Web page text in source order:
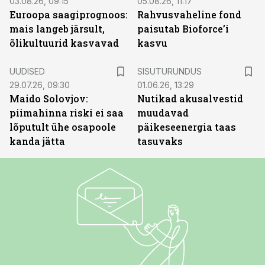
Euroopa saagiprognoos:
mais langeb järsult,
õlikultuurid kasvavad
Rahvusvaheline fond
paisutab Bioforce’i
kasvu
UUDISED
29.07.26, 09:30
Maido Solovjov:
piimahinna riski ei saa
lõputult ühe osapoole
kanda jätta
SISUTURUNDUS
01.06.26, 13:29
Nutikad akusalvestid
muudavad
päikeseenergia taas
tasuvaks